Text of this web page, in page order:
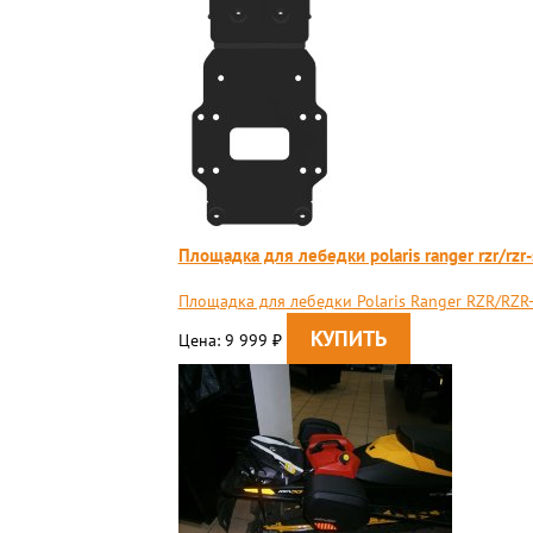
Площадка для лебедки polaris ranger rzr/
Площадка для лебедки Polaris Ranger RZR/
Цена: 9 999 ₽